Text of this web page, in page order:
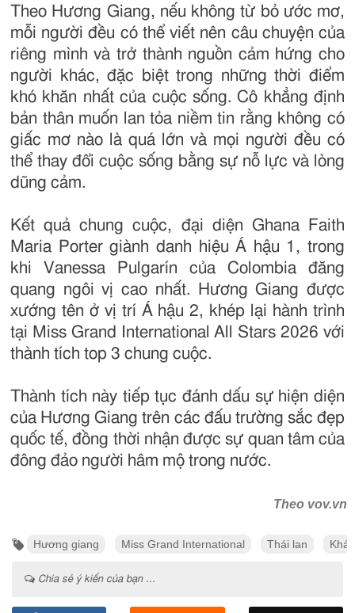
Theo Hương Giang, nếu không từ bỏ ước mơ,
mỗi người đều có thể viết nên câu chuyện của
riêng mình và trở thành nguồn cảm hứng cho
người khác, đặc biệt trong những thời điểm
khó khăn nhất của cuộc sống. Cô khẳng định
bản thân muốn lan tỏa niềm tin rằng không có
giấc mơ nào là quá lớn và mọi người đều có
thể thay đổi cuộc sống bằng sự nỗ lực và lòng
dũng cảm.
Kết quả chung cuộc, đại diện Ghana Faith
Maria Porter giành danh hiệu Á hậu 1, trong
khi Vanessa Pulgarín của Colombia đăng
quang ngôi vị cao nhất. Hương Giang được
xướng tên ở vị trí Á hậu 2, khép lại hành trình
tại Miss Grand International All Stars 2026 với
thành tích top 3 chung cuộc.
Thành tích này tiếp tục đánh dấu sự hiện diện
của Hương Giang trên các đấu trường sắc đẹp
quốc tế, đồng thời nhận được sự quan tâm của
đông đảo người hâm mộ trong nước.
Theo vov.vn
Hương giang Miss Grand International Thái lan
Chia sẻ ý kiến của bạn ...